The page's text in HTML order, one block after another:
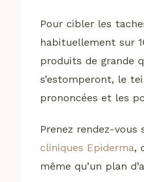
Pour cibler les
habituellement sur
produits de grande
s’estomperont, le
prononcées et les
Prenez rendez-vous
cliniques Epiderma,
même qu’un plan